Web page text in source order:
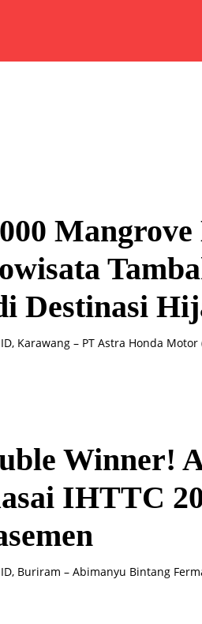
Destinasi
Karawang – PT Astra Honda
Winner!
IHTTC
Buriram – Abimanyu Bintang